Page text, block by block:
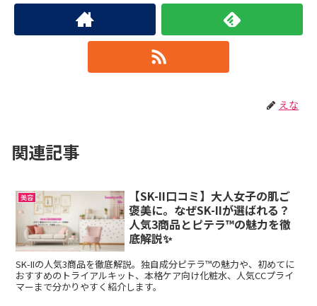
えな
関連記事
美容
【SK-II口コミ】大人女子の肌ご
褒美に。なぜSK-IIが選ばれる？
人気3商品とピテラ™の魅力を徹
底解説✨
SK-IIの人気3商品を徹底解説。独自成分ピテラ™の魅力や、初めてに
おすすめのトライアルキット、本格ケア向け化粧水、人気CCプライ
マーまで分かりやすく紹介します。